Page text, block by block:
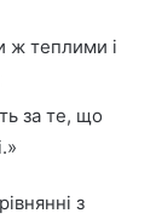
ж теплими і
за те, що
з